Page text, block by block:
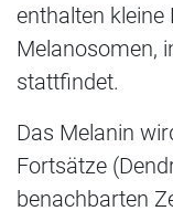
enthalten kleine
Melanosomen,
stattfindet.
Das Melanin
Fortsätze
benachbarten